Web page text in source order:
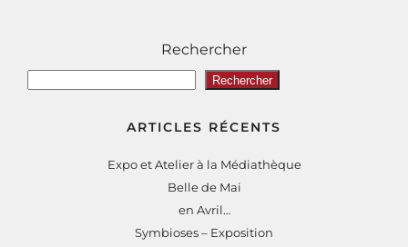
Rechercher
Rechercher
ARTICLES RÉCENTS
Expo et Atelier à la Médiathèque
Belle de Mai
en Avril…
Symbioses – Exposition